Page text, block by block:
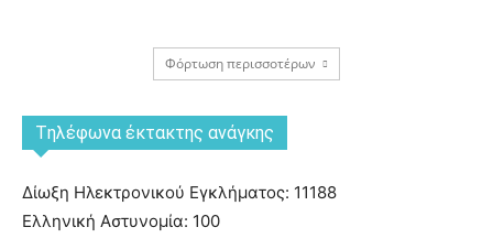
Φόρτωση περισσοτέρων
Tηλέφωνα έκτακτης ανάγκης
Δίωξη Ηλεκτρονικού Εγκλήματος: 11188
Ελληνική Αστυνομία: 100